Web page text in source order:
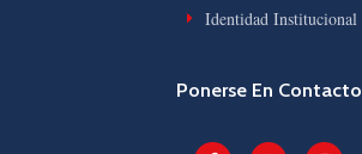
Identidad Institucional
Ponerse En Contacto